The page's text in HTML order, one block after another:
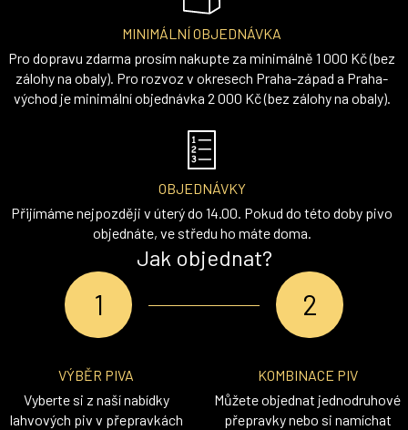
MINIMÁLNÍ OBJEDNÁVKA
Pro dopravu zdarma prosím nakupte za minimálně 1 000 Kč (bez
zálohy na obaly). Pro rozvoz v okresech Praha-západ a Praha-
východ je minimální objednávka 2 000 Kč (bez zálohy na obaly).
OBJEDNÁVKY
Přijímáme nejpozději v úterý do 14.00. Pokud do této doby pivo
objednáte, ve středu ho máte doma.
Jak objednat?
VÝBĚR PIVA
Vyberte si z naší nabídky
lahvových piv v přepravkách
KOMBINACE PIV
Můžete objednat jednodruhové
přepravky nebo si namíchat